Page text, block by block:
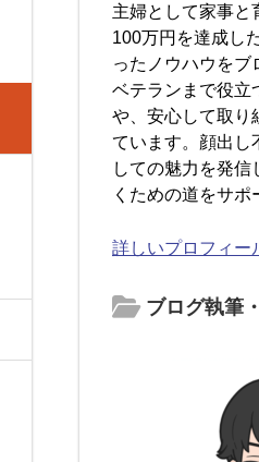
主婦として家事と
100万円を達成し
ったノウハウをブ
ベテランまで役立
や、安心して取り
ています。顔出し
しての魅力を発
くための道をサポ
詳しいプロフィー
ブログ執筆